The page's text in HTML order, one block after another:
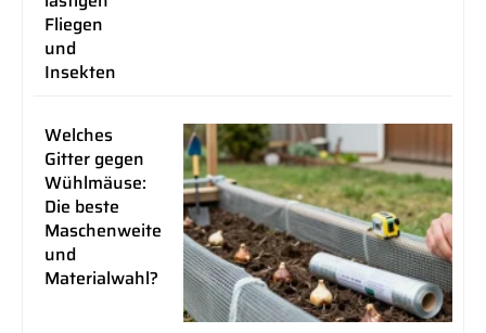
Fliegen
und
Insekten
Welches
Gitter gegen
Wühlmäuse:
Die beste
Maschenweite
und
Materialwahl?